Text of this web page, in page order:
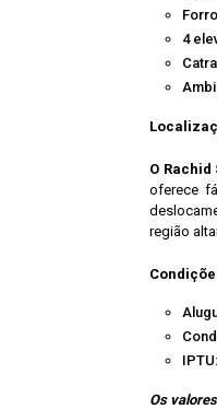
4
O Rachid
oferece
região
Os